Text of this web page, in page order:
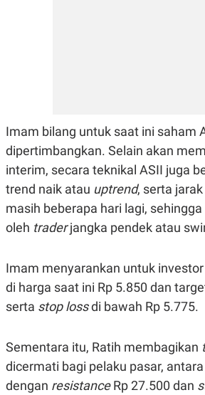
Imam bilang untuk saat ini saham
dipertimbangkan. Selain akan
interim, secara teknikal ASII juga
trend naik atau uptrend, serta
masih beberapa hari lagi,
oleh traderjangka pendek atau
Imam menyarankan untuk investor
di harga saat ini Rp 5.850 dan
serta stop lossdi bawah Rp 5.775.
Sementara itu, Ratih membagikan
dicermati bagi pelaku pasar,
dengan resistanceRp 27.500 dan